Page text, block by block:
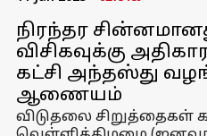
நிரந்தர
விசிகவுக்கு
கட்சி அந்தஸ்து
ஆணையம்
விடுதலை சிறுத்தைகள்